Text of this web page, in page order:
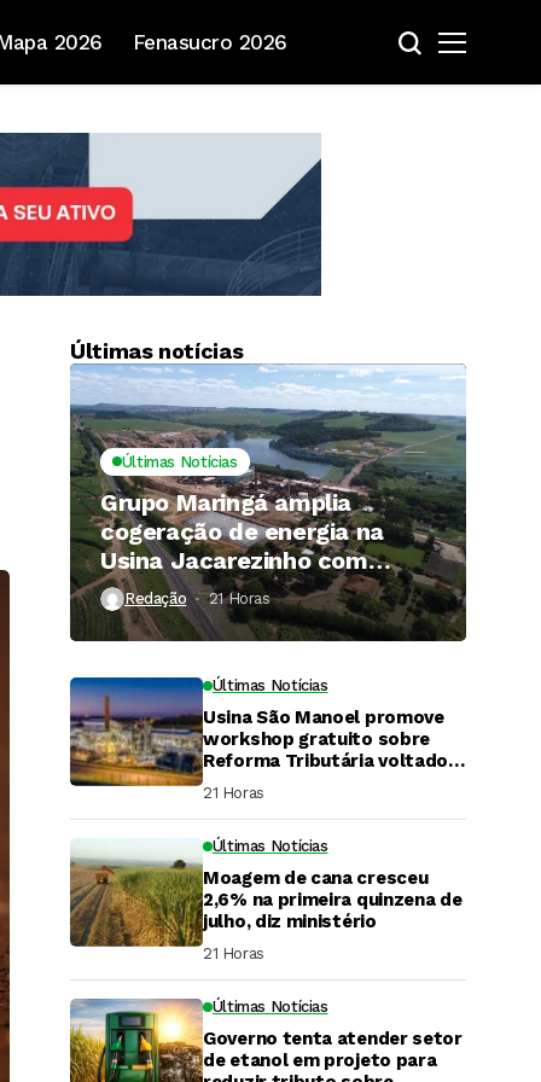
2026 Fenasucro 2026
Últimas notícias
Últimas Notícias
Grupo Maringá amplia
cogeração de energia na
Usina Jacarezinho com
investimento de R$ 120
milhões
Redação 21 Horas ⁮
Últimas Notícias
Usina São Manoel promove
workshop gratuito sobre
Reforma Tributária voltado
ao agronegócio.
21 Horas ⁮
Últimas Notícias
Moagem de cana cresceu
2,6% na primeira quinzena de
julho, diz ministério
21 Horas ⁮
Últimas Notícias
Governo tenta atender setor
de etanol em projeto para
DaCana Cast